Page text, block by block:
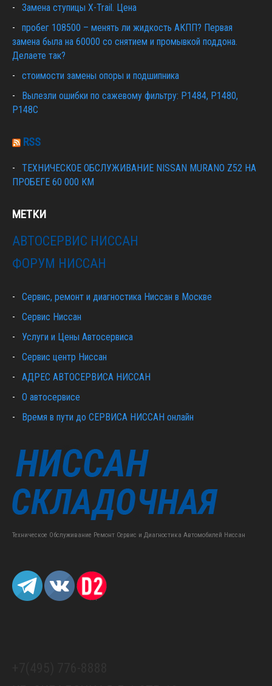
Замена ступицы X-Trail. Цена
пробег 108500 – менять ли жидкость АКПП? Первая
замена была на 60000 со снятием и промывкой поддона.
Делаете так?
стоимости замены опоры и подшипника
Вылезли ошибки по сажевому фильтру: P1484, P1480,
P148C
RSS
ТЕХНИЧЕСКОЕ ОБСЛУЖИВАНИЕ NISSAN MURANO Z52 НА
ПРОБЕГЕ 60 000 КМ
МЕТКИ
АВТОСЕРВИС НИССАН
ФОРУМ НИССАН
Сервис, ремонт и диагностика Ниссан в Москве
Сервис Ниссан
Услуги и Цены Автосервиса
Сервис центр Ниссан
АДРЕС АВТОСЕРВИСА НИССАН
О автосервисе
Время в пути до СЕРВИСА НИССАН онлайн
Техническое Обслуживание Ремонт Сервис и Диагностика Автомобилей Ниссан